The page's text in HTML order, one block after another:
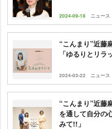
2024-09-18 ニュース
“こんまり”近藤
「ゆるりとリラ
2024-03-22 ニュース
“こんまり”近藤
を通して自分の
みて!!」